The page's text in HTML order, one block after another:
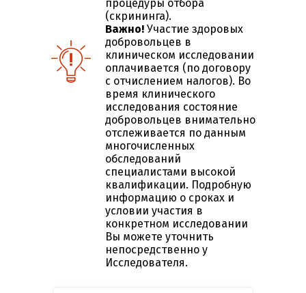
процедуры отбора
(скрининга).
Важно! Участие здоровых
добровольцев в
клиническом исследовании
оплачивается (по договору
с отчислением налогов). Во
время клинического
исследования состояние
добровольцев внимательно
отслеживается по данным
многочисленных
обследований
специалистами высокой
квалификации. Подробную
информацию о сроках и
условии участия в
конкретном исследовании
Вы можете уточнить
непосредственно у
Исследователя.